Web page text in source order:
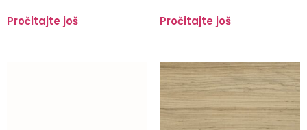
Pročitajte još Pročitajte još